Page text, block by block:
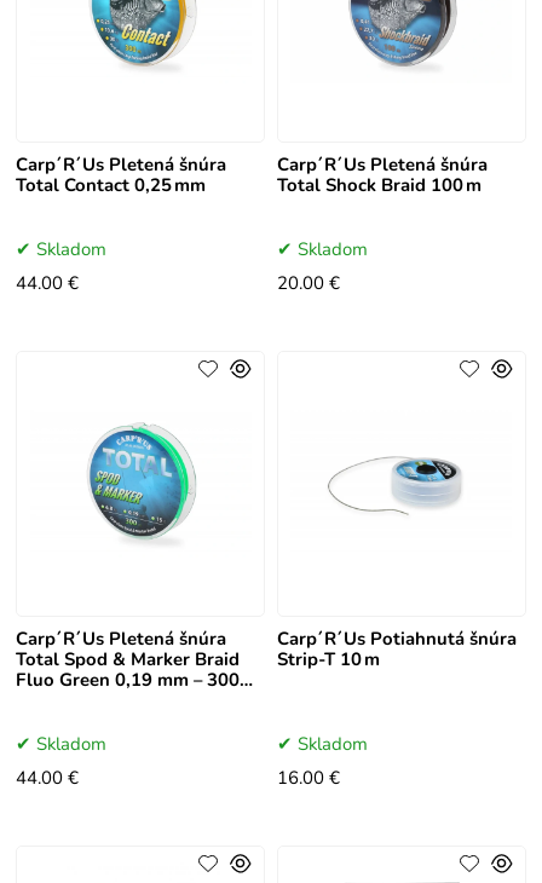
Carp´R´Us Pletená šnúra
Total Contact 0,25 mm
Skladom
44.00 €
Carp´R´Us Pletená šnúra
Total Shock Braid 100 m
Skladom
20.00 €
Carp´R´Us Pletená šnúra
Total Spod & Marker Braid
Fluo Green 0,19 mm – 300
Skladom
44.00 €
Carp´R´Us Potiahnutá šnúra
Strip-T 10 m
Skladom
16.00 €